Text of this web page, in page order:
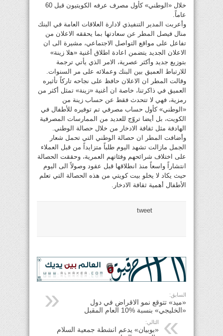
خلال «الوطني» كأول مصرف عرفه الكويتيون قبل 60
عاماً.
وأعربت المدير التنفيذي لادارة العلاقات العامة في البنك
منال فيصل المطر عن سعادتها بما يحققه الاعلان من
تفاعل على مواقع التواصل الاجتماعي، مشيرة الى ان
الاعلان الجديد يتضمن اعادة اطلاق أغنية «هلا زينة»
بتوزيع جديد وأكثر عصرية، الامر الذي يأتي ترجمة
للارتباط العميق بين البنك وعملائه على مر السنوات.
وقالت المطر ان الاعلان حافظ على نجاحه تاركاً تأثيره
العميق في ذاكرتنا، خاصة ان أغنية «زينة» تمثل أكثر من
رمزية، فهي لا تتحدث فقط عن حساب زينة من
«الوطني» كأول حساب مصرفي تم توفيره للأطفال في
الكويت، بل أيضا تروّج للعديد من الممارسات المصرفية
الهادفة مثل ثقافة الادخار من خلال حصالة الوطني.
وأضافت المطر ان حصالة الوطني التي تحمل شعار
الجمل مازالت تشهد اليوم طلباً متزايداً من قبل العملاء
على اختلاف شرائحهم وفئاتهم العمرية، وحققت الحصالة
انتشاراً واسعاً منذ انطلاقها قبل عقود وصولاً الى اليوم
حيث يكاد لا يخلو بيت كويتي من هذه الحصالة التي تعلم
الأطفال أهمية ثقافة الادخار.
tweet
السابق:
«ميد» تتوقع نمو الاقراض في دول
«الخليجي» بنسبة %10 العام المقبل
التالي:
«بوبيان» يدعم انشطة جمعية السلام